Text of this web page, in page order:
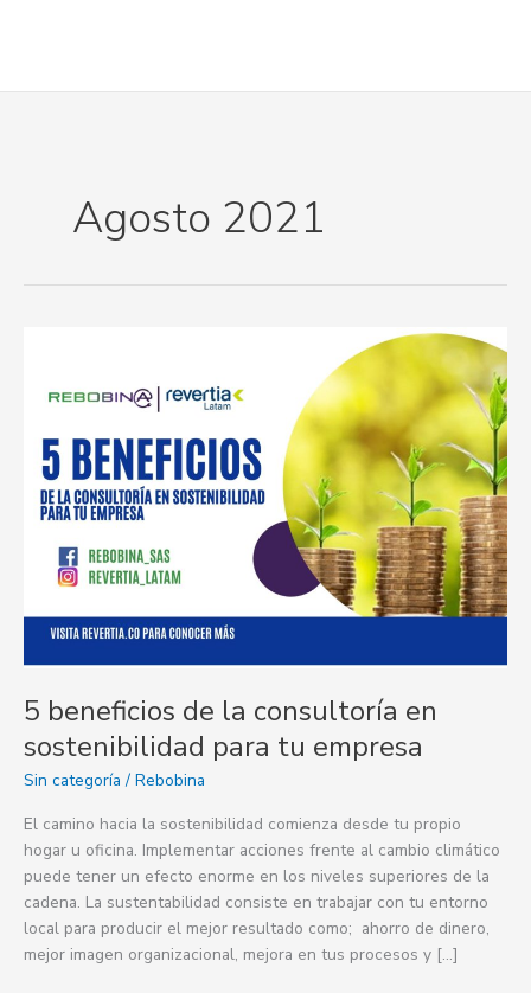
Agosto 2021
5 beneficios de la consultoría en
sostenibilidad para tu empresa
Sin categoría / Rebobina
El camino hacia la sostenibilidad comienza desde tu propio
hogar u oficina. Implementar acciones frente al cambio climático
puede tener un efecto enorme en los niveles superiores de la
cadena. La sustentabilidad consiste en trabajar con tu entorno
local para producir el mejor resultado como; ahorro de dinero,
mejor imagen organizacional, mejora en tus procesos y […]
consultoría
sostenibilidad
para
empresa